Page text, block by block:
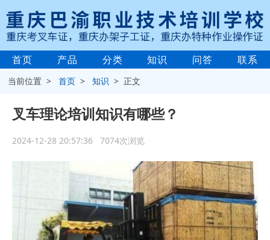
首页 产品 分类 知识 问答 联系
当前位置 >首页 >知识 > 正文
叉车理论培训知识有哪些？
2024-12-28 20:57:36 7074次浏览